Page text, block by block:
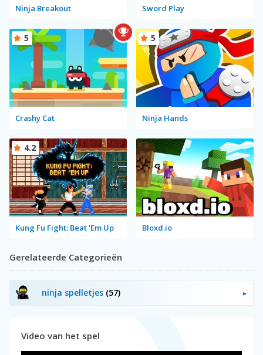
Ninja Breakout Sword Play
Crashy Cat
5
Ninja Hands
5
Kung Fu Fight: Beat 'Em Up
4.2
Bloxd.io
Gerelateerde Categorieën
ninja spelletjes (57)
Video van het spel